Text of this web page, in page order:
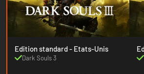
Edition standard - Etats-Unis
Dark Souls 3